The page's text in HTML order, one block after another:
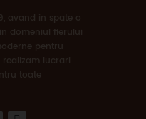
avand in spate o
domeniul fierului
pentru
lucrari
toate